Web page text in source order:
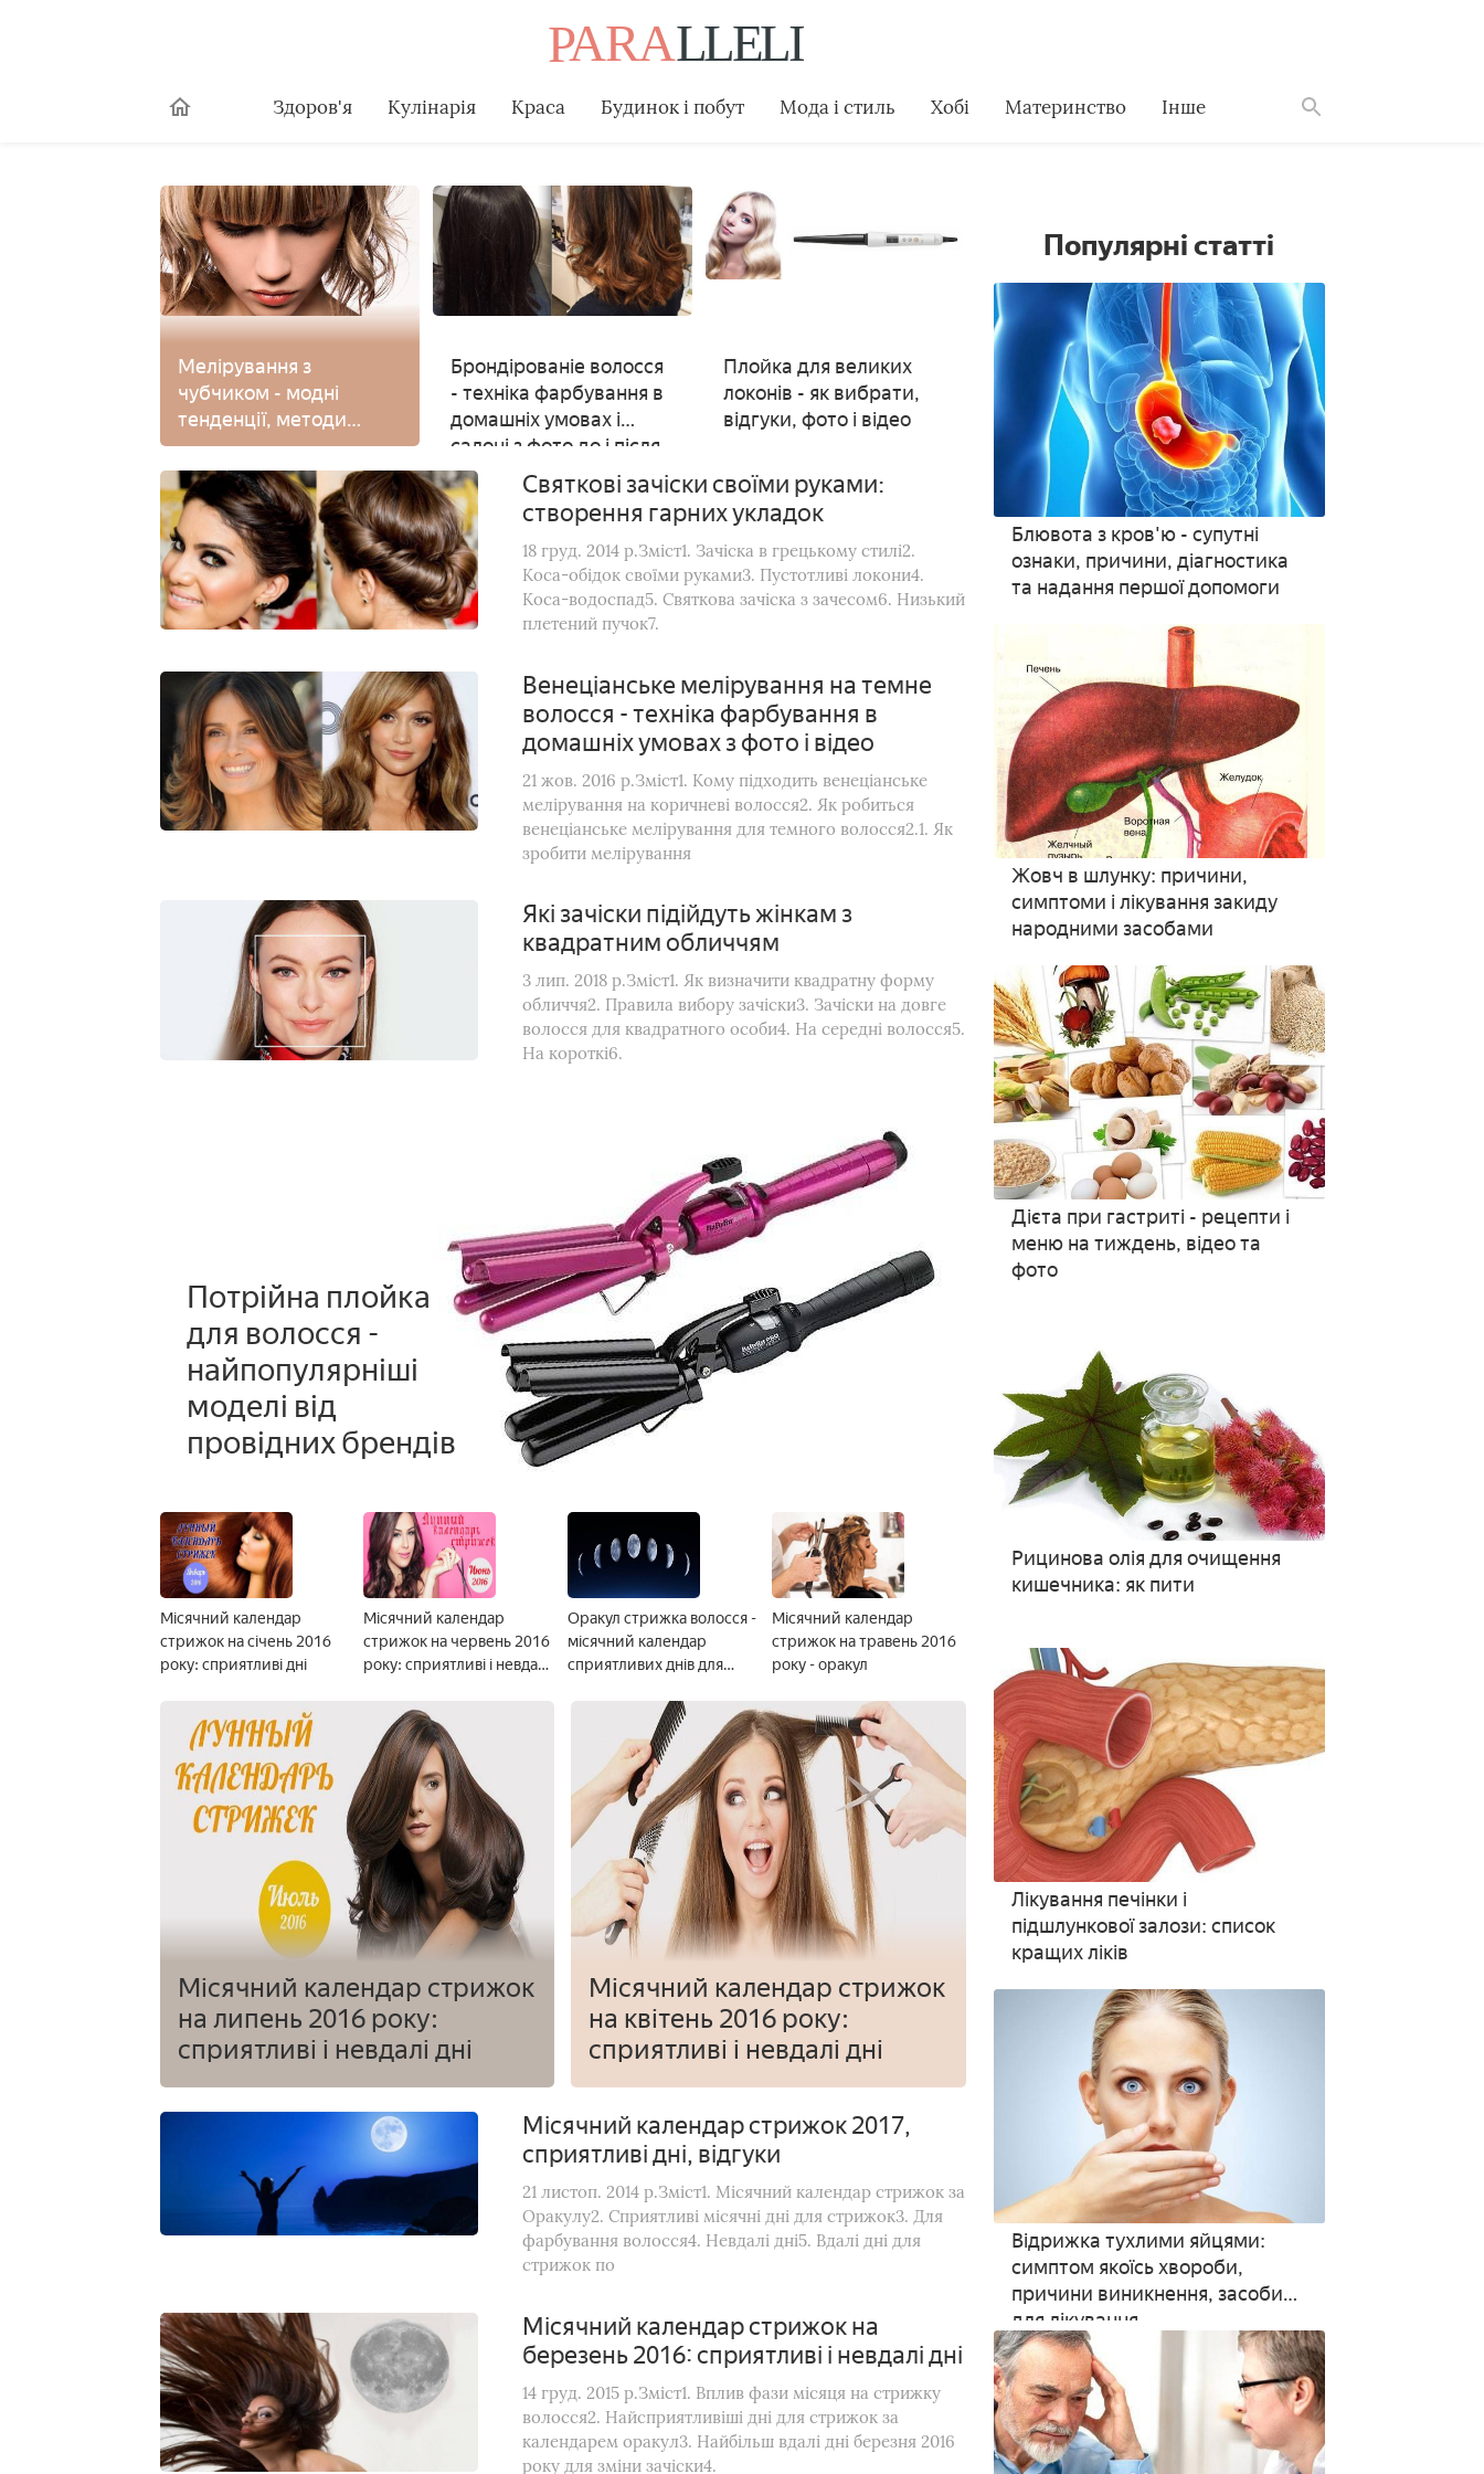
Здоров'я Кулінарія Краса Будинок і побут Мода і стиль Хобі Материнство Інше
Мелірування з
чубчиком - модні
тенденції, методи
фарбування кінчиків,
окремих або верхніх
пасом
Брондірованіе волосся
- техніка фарбування в
домашніх умовах і
салоні з фото до і після
Плойка для великих
локонів - як вибрати,
відгуки, фото і відео
Святкові зачіски своїми руками:
створення гарних укладок
18 груд. 2014 р.Зміст1. Зачіска в грецькому стилі2.
Коса-обідок своїми руками3. Пустотливі локони4.
Коса-водоспад5. Святкова зачіска з зачесом6. Низький
плетений пучок7.
Венеціанське мелірування на темне
волосся - техніка фарбування в
домашніх умовах з фото і відео
21 жов. 2016 р.Зміст1. Кому підходить венеціанське
мелірування на коричневі волосся2. Як робиться
венеціанське мелірування для темного волосся2.1. Як
зробити мелірування
Які зачіски підійдуть жінкам з
квадратним обличчям
3 лип. 2018 р.Зміст1. Як визначити квадратну форму
обличчя2. Правила вибору зачіски3. Зачіски на довге
волосся для квадратного особи4. На середні волосся5.
На короткі6.
Потрійна плойка
для волосся -
найпопулярніші
моделі від
провідних брендів
Місячний календар
стрижок на січень 2016
року: сприятливі дні
Місячний календар
стрижок на червень 2016
року: сприятливі і невдалі
Оракул стрижка волосся -
місячний календар
сприятливих днів для
Місячний календар
стрижок на травень 2016
року - оракул
Місячний календар стрижок
на липень 2016 року:
сприятливі і невдалі дні
Місячний календар стрижок
на квітень 2016 року:
сприятливі і невдалі дні
Місячний календар стрижок 2017,
сприятливі дні, відгуки
21 листоп. 2014 р.Зміст1. Місячний календар стрижок за
Оракулу2. Сприятливі місячні дні для стрижок3. Для
фарбування волосся4. Невдалі дні5. Вдалі дні для
стрижок по
Місячний календар стрижок на
березень 2016: сприятливі і невдалі дні
14 груд. 2015 р.Зміст1. Вплив фази місяця на стрижку
волосся2. Найсприятливіші дні для стрижок за
календарем оракул3. Найбільш вдалі дні березня 2016
року для зміни зачіски4.
Популярні статті
Блювота з кров'ю - супутні
ознаки, причини, діагностика
та надання першої допомоги
Жовч в шлунку: причини,
симптоми і лікування закиду
народними засобами
Дієта при гастриті - рецепти і
меню на тиждень, відео та
фото
Рицинова олія для очищення
кишечника: як пити
Лікування печінки і
підшлункової залози: список
кращих ліків
Відрижка тухлими яйцями:
симптом якоїсь хвороби,
причини виникнення, засоби
для лікування